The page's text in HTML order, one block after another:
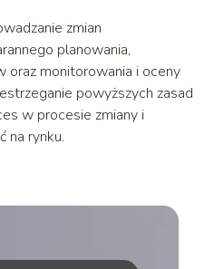
zmian
planowania,
oraz monitorowania i oceny
powyższych zasad
w procesie zmiany i
na rynku.